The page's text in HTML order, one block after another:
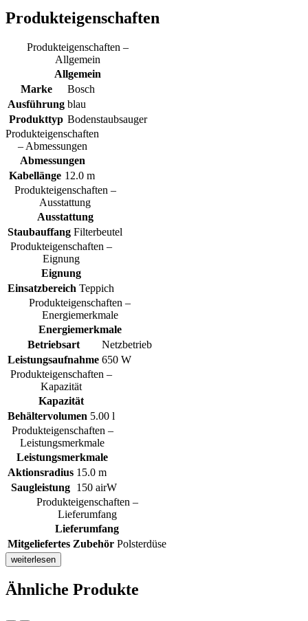
Produkteigenschaften
Produkteigenschaften –
Allgemein
Allgemein
Marke
Bosch
Ausführung blau
Produkttyp Bodenstaubsauger
Produkteigenschaften
– Abmessungen
Abmessungen
Kabellänge 12.0 m
Produkteigenschaften –
Ausstattung
Ausstattung
Staubauffang Filterbeutel
Produkteigenschaften –
Eignung
Eignung
Einsatzbereich Teppich
Produkteigenschaften –
Energiemerkmale
Energiemerkmale
Betriebsart
Netzbetrieb
Leistungsaufnahme 650 W
Produkteigenschaften –
Kapazität
Kapazität
Behältervolumen 5.00 l
Produkteigenschaften –
Leistungsmerkmale
Leistungsmerkmale
Aktionsradius 15.0 m
Saugleistung 150 airW
Produkteigenschaften –
Lieferumfang
Lieferumfang
Mitgeliefertes Zubehör Polsterdüse
weiterlesen
Ähnliche Produkte